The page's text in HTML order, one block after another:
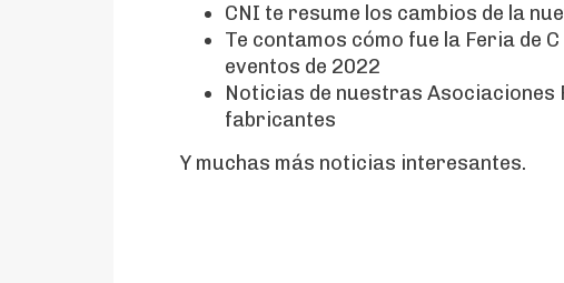
CNI te resume los cambios de la
Te contamos cómo fue la Feria de
eventos de 2022
Noticias de nuestras
fabricantes
Y muchas más noticias interesantes.